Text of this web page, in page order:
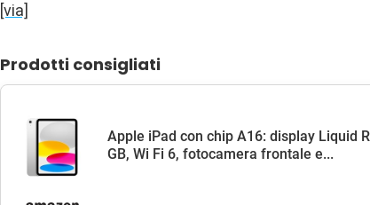
[via]
Prodotti consigliati
Apple iPad con chip A16: display Liquid
GB, Wi Fi 6, fotocamera frontale e...